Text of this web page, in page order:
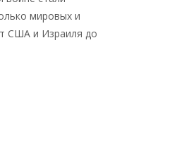
мировых и
США и Израиля до